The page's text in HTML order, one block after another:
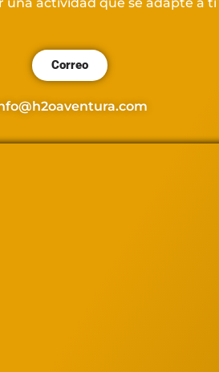
Correo